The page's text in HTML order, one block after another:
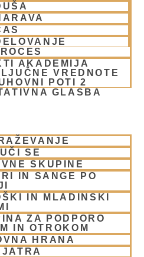
AKADEMIJA
VREDNOTE
POTI 2
GLASBA
SE
SKUPINE
IN SANGE PO
IN MLADINSKI
ZA PODPORO
IN OTROKOM
HRANA
Hare Krišna v